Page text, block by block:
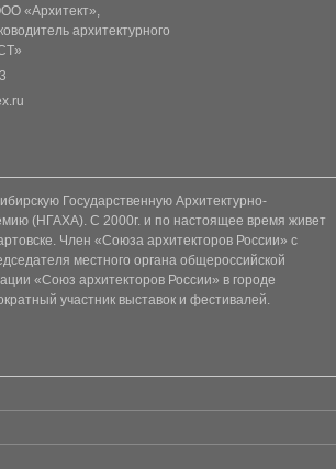
1)
3)
«Архитект»,
архитектурного
Государственную Архитектурно-
(НГАХА). С 2000г. и по настоящее время живет
Член «Союза архитекторов России» с
местного органа общероссийской
«Союз архитекторов России» в городе
участник выставок и фестивалей.